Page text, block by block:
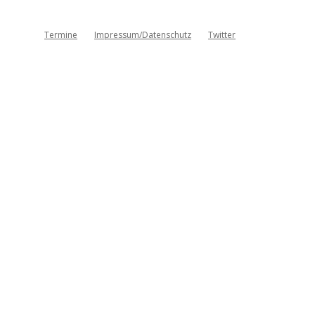
Termine Impressum/Datenschutz Twitter